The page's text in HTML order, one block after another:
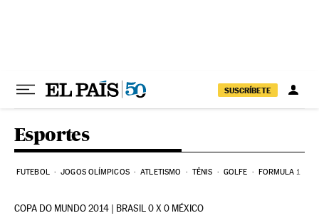
SUSCRÍBETE
Esportes
FUTEBOL JOGOS OLÍMPICOS ATLETISMO TÊNIS GOLFE FORMULA 1
COPA DO MUNDO 2014 | BRASIL 0 X 0 MÉXICO